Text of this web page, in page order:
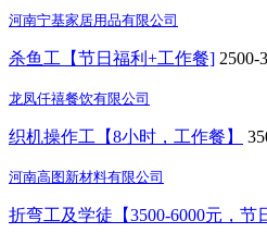
河南宁基家居用品有限公司
杀鱼工【节日福利+工作餐] 2500-
龙凤仟禧餐饮有限公司
织机操作工【8小时，工作餐】
河南高图新材料有限公司
折弯工及学徒【3500-6000元，节